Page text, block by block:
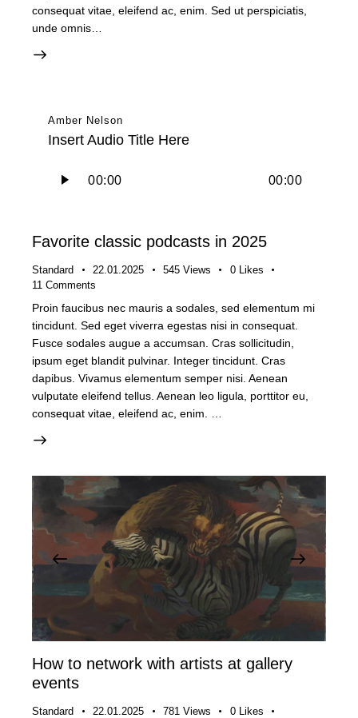
consequat vitae, eleifend ac, enim. Sed ut perspiciatis,
unde omnis…
Amber Nelson
Insert Audio Title Here
Player
00:00 00:00
Favorite classic podcasts in 2025
Standard 22.01.2025 545 Views 0
Likes
11 Comments
Proin faucibus nec mauris a sodales, sed elementum mi
tincidunt. Sed eget viverra egestas nisi in consequat.
Fusce sodales augue a accumsan. Cras sollicitudin,
ipsum eget blandit pulvinar. Integer tincidunt. Cras
dapibus. Vivamus elementum semper nisi. Aenean
vulputate eleifend tellus. Aenean leo ligula, porttitor eu,
consequat vitae, eleifend ac, enim. …
How to network with artists at gallery
events
Standard 22.01.2025 781 Views 0 Likes